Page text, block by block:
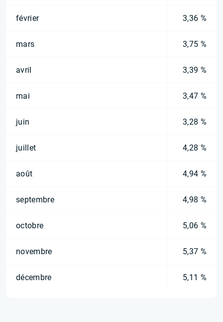
février 3,36 %
mars 3,75 %
avril 3,39 %
mai 3,47 %
juin 3,28 %
juillet 4,28 %
août 4,94 %
septembre 4,98 %
octobre 5,06 %
novembre 5,37 %
décembre 5,11 %